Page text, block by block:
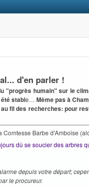
d'en parler !
"progrès humain" sur le
stable… Même pas à
fil des recherches: pour
Comtesse Barbe d'Amboise
dû se soucier des arbres
depuis votre départ;
le procureur.